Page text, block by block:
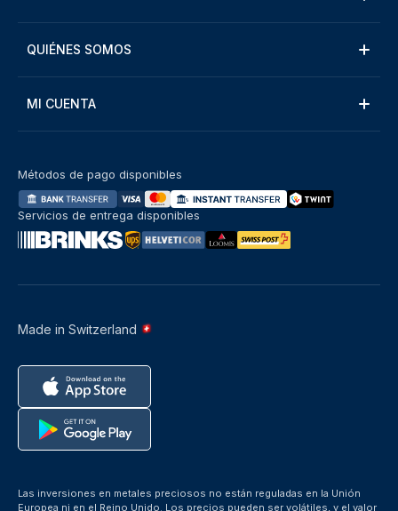
QUIÉNES SOMOS
MI CUENTA
Made in Switzerland
Métodos de pago disponibles
Servicios de entrega disponibles
Las inversiones en metales preciosos no están reguladas en la Unión
Europea ni en el Reino Unido. Los precios pueden ser volátiles, y el valor